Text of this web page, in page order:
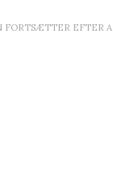
FORTSÆTTER EFTER